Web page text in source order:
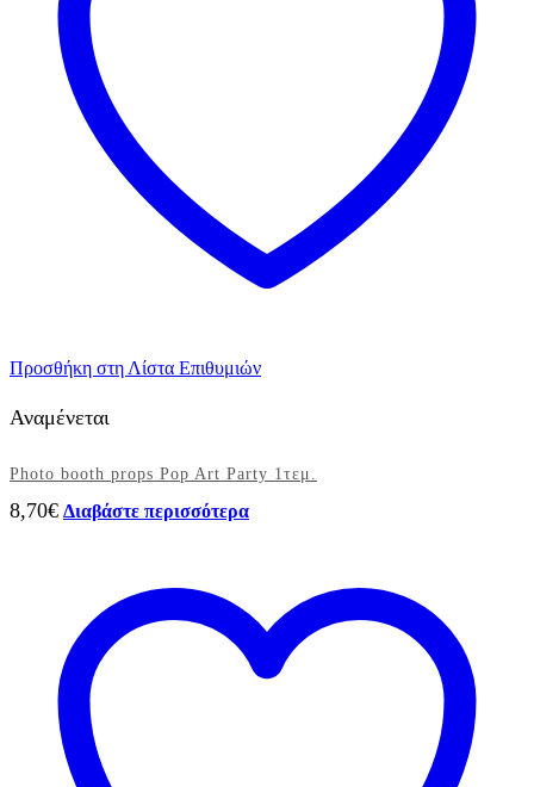
Προσθήκη στη Λίστα Επιθυμιών
Αναμένεται
Photo booth props Pop Art Party 1τεμ.
8,70€ Διαβάστε περισσότερα